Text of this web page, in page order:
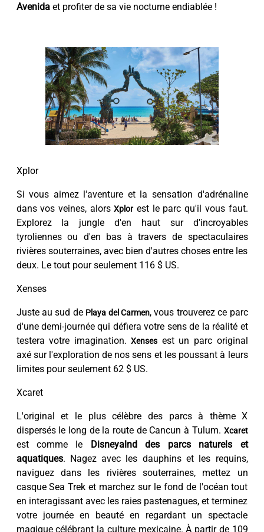
Avenidaet profiter de sa vie nocturne endiablée !
Xplor
Si vous aimez l'aventure et la sensation d'adrénaline
dans vos veines, alorsXplorest le parc qu'il vous faut.
Explorez la jungle d'en haut sur d'incroyables
tyroliennes ou d'en bas à travers de spectaculaires
rivières souterraines, avec bien d'autres choses entre les
deux. Le tout pour seulement 116 $ US.
Xenses
Juste au sud de Playa del Carmen, vous trouverez ce parc
d'une demi-journée qui défiera votre sens de la réalité et
testera votre imagination.Xenses est un parc original
axé sur l'exploration de nos sens et les poussant à leurs
limites pour seulement 62 $ US.
Xcaret
L'original et le plus célèbre des parcs à thème X
dispersés le long de la route de Cancun à Tulum. Xcaret
est comme le Disneyalnd des parcs naturels et
aquatiques. Nagez avec les dauphins et les requins,
naviguez dans les rivières souterraines, mettez un
casque Sea Trek et marchez sur le fond de l'océan tout
en interagissant avec les raies pastenagues, et terminez
votre journée en beauté en regardant un spectacle
magique célébrant la culture mexicaine. À partir de 109